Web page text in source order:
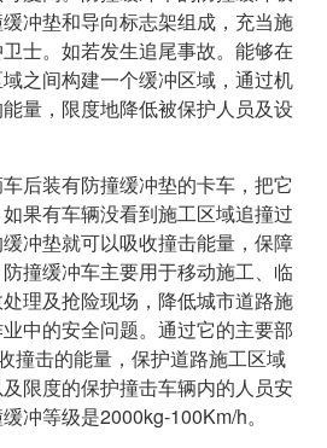
冲垫和导向标志架组成，充当施
士。如若发生追尾事故。能够在
之间构建一个缓冲区域，通过机
量，限度地降低被保护人员及设
装有防撞缓冲垫的卡车，把它
果有车辆没看到施工区域追撞过
冲垫就可以吸收撞击能量，保障
撞缓冲车主要用于移动施工、临
理及抢险现场，降低城市道路施
中的安全问题。通过它的主要部
撞击的能量，保护道路施工区域
限度的保护撞击车辆内的人员安
冲等级是2000kg-100Km/h。